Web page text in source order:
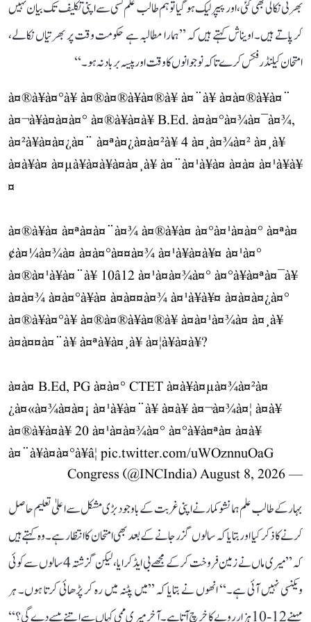
بھرتی نکالی بھی گئی، اور پیپر لیک ہو گیا تو ہم طالب علم کسی سے اپنی تکلیف تک بیان نہیں
کر پاتے ہیں۔ اویناش کہتے ہیں کہ ’’ہمارا مطالبہ ہے حکومت وقت پر بھرتیاں نکالے،
امتحان کیلنڈر فکس کرے تاکہ نوجوانوں کا وقت اور پیسہ برباد نہ ہو۔‘‘
à¤®à¥à¤°à¥ à¤®à¤®à¥à¤®à¥ à¤¨à¥ à¤à¤®à¥à¤¨
à¤¬à¥à¤à¤à¤° à¤®à¥à¤à¥ B.Ed. à¤à¤°à¤¾à¤¯à¤¾,
à¤²à¥à¤à¤¿à¤¨ à¤ªà¤¿à¤à¤²à¥ 4 à¤¸à¤¾à¤² à¤¸à¥
à¤à¥à¤ à¤µà¥à¤à¥à¤à¤¸à¥ à¤¨à¤¹à¥à¤ à¤à¤ à¤¹à¥à¥
¤
à¤®à¥à¤ à¤ªà¤à¤¨à¤¾ à¤®à¥à¤ à¤°à¤¹à¤à¤° à¤ªà¤
¢à¤¼à¤¾à¤ à¤à¤°à¤¤à¤¾ à¤¹à¥à¤à¥¤ à¤¹à¤°
à¤®à¤¹à¥à¤¨à¥ 10â12 à¤¹à¤à¤¾à¤° à¤°à¥à¤ªà¤¯à¥
à¤à¤¾ à¤à¤°à¥à¤ à¤à¤¤à¤¾ à¤¹à¥à¥¤ à¤à¤à¤¿à¤°
à¤®à¥à¤°à¥ à¤®à¤®à¥à¤®à¥ à¤à¤¹à¤¾à¤ à¤¸à¥
à¤à¤¤à¤¨à¥ à¤ªà¥à¤¸à¥ à¤¦à¥à¤à¥?
à¤à¤ B.Ed, PG à¤à¤° CTET à¤à¥à¤µà¤¾à¤²à¤
¿à¤«à¤¾à¤à¤¡ à¤¹à¥à¤¨à¥ à¤à¥ à¤¬à¤¾à¤¦ à¤­à¥
à¤®à¥à¤à¥ 20 à¤¹à¤à¤¾à¤° à¤°à¥à¤ªà¤ à¤à¥
à¤¨à¥à¤à¤°à¥â¦ pic.twitter.com/uWOznnuOaG
— Congress (@INCIndia)
August 8, 2026
بہار کے طالب علم ہمانشو کمار نے اپنی غربت کے باوجود بڑی مشکل سے اعلیٰ تعلیم حاصل
کرنے کا ذکر کیا اور بتایا کہ سالوں گزر جانے کے بعد بھی امتحان کا انتظار ہے۔ وہ کہتے ہیں
کہ ’’میری ماں نے زمین فروخت کر کے مجھے بی ایڈ کرایا، لیکن گزشتہ 4 سالوں سے کوئی
ویکنسی نہیں آئی ہے۔‘‘ انھوں نے بتایا کہ ’’میں پٹنہ میں رہ کر پڑھائی کرتا ہوں۔ ہر
مہینے 12-10 ہزار روپے کا خرچ آتا ہے۔ آخر میری ممی کہاں سے اتنے پیسے دے گی؟‘‘